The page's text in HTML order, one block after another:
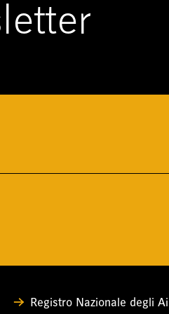
Registro Nazionale degli